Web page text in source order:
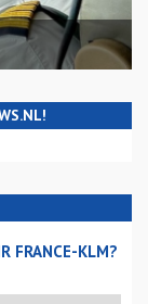
FRANCE-KLM?